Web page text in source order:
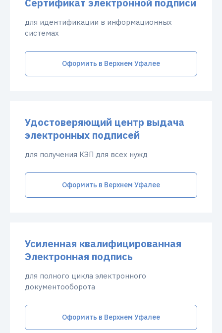
Сертификат электронной подписи
для идентификации в информационных
системах
Оформить в Верхнем Уфалее
Удостоверяющий центр выдача
электронных подписей
для получения КЭП для всех нужд
Оформить в Верхнем Уфалее
Усиленная квалифицированная
Электронная подпись
для полного цикла электронного
документооборота
Оформить в Верхнем Уфалее